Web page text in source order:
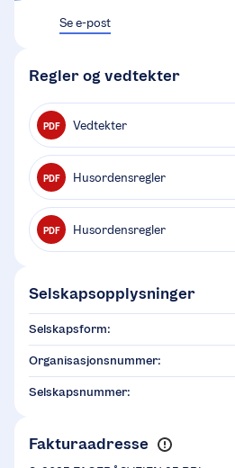
Se e-post
Regler og vedtekter
PDF Vedtekter
PDF Husordensregler
PDF Husordensregler
Selskapsopplysninger
Selskapsform:
Organisasjonsnummer:
Selskapsnummer:
Fakturaadresse